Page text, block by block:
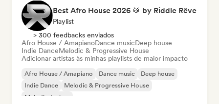
Best Afro House 2026 🥁 by Riddle Rêve
Playlist
> 300 feedbacks enviados
Afro House / AmapianoDance musicDeep house
Indie DanceMelodic & Progressive House
Adicionar artistas às minhas playlists de maior impacto
Afro House / Amapiano Dance music
Deep house
Indie Dance
Melodic & Progressive House
Melodic Techno